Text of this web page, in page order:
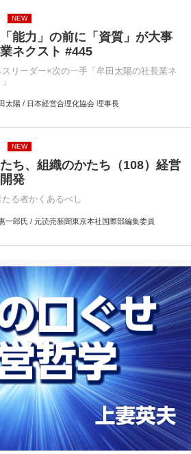
NEW
能力」の前に「資質」が大事
ネクスト #445
スリーダー×次の一手「牟田太陽の社長業ネ
太陽 / 日本経営合理化協会 理事長
NEW
ち、組織のかたち（108）経営
発
る者かくあるべし
一郎氏 / 元読売新聞東京本社国際部編集委員